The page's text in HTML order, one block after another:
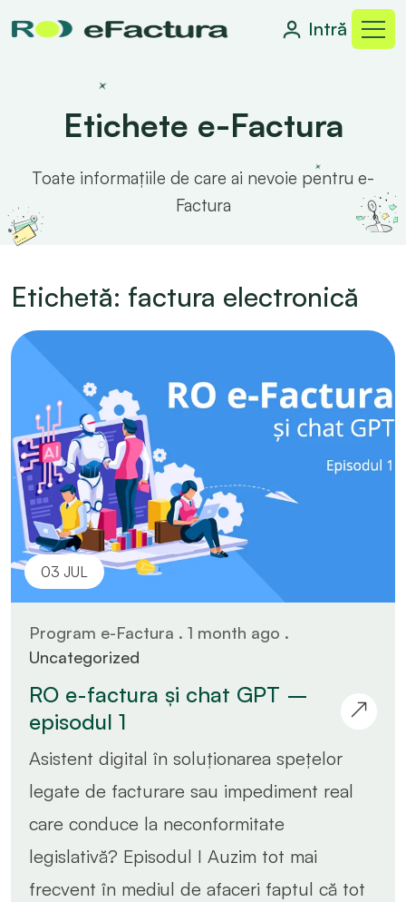
Intră
Etichete e-Factura
Toate informațiile de care ai nevoie pentru e-
Factura
Etichetă: factura electronică
03 JUL
Program e-Factura . 1 month ago .
Uncategorized
RO e-factura și chat GPT –
episodul 1
Asistent digital în soluționarea spețelor
legate de facturare sau impediment real
care conduce la neconformitate
legislativă? Episodul I Auzim tot mai
frecvent în mediul de afaceri faptul că tot